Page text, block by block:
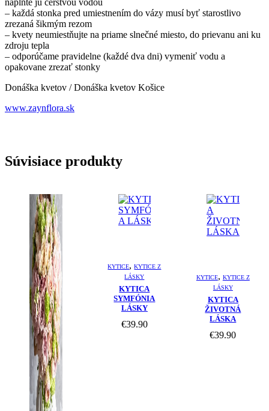
naplňte ju čerstvou vodou
– každá stonka pred umiestnením do vázy musí byť starostlivo
zrezaná šikmým rezom
– kvety neumiestňujte na priame slnečné miesto, do prievanu ani ku
zdroju tepla
– odporúčame pravidelne (každé dva dni) vymeniť vodu a
opakovane zrezať stonky
Donáška kvetov / Donáška kvetov Košice
www.zaynflora.sk
Súvisiace produkty
KYTICE,KYTICE Z
LÁSKY
KYTICA
SYMFÓNIA
LÁSKY
€39.90
KYTICE, KYTICE Z
LÁSKY
KYTICA
ŽIVOTNÁ
LÁSKA
€39.90